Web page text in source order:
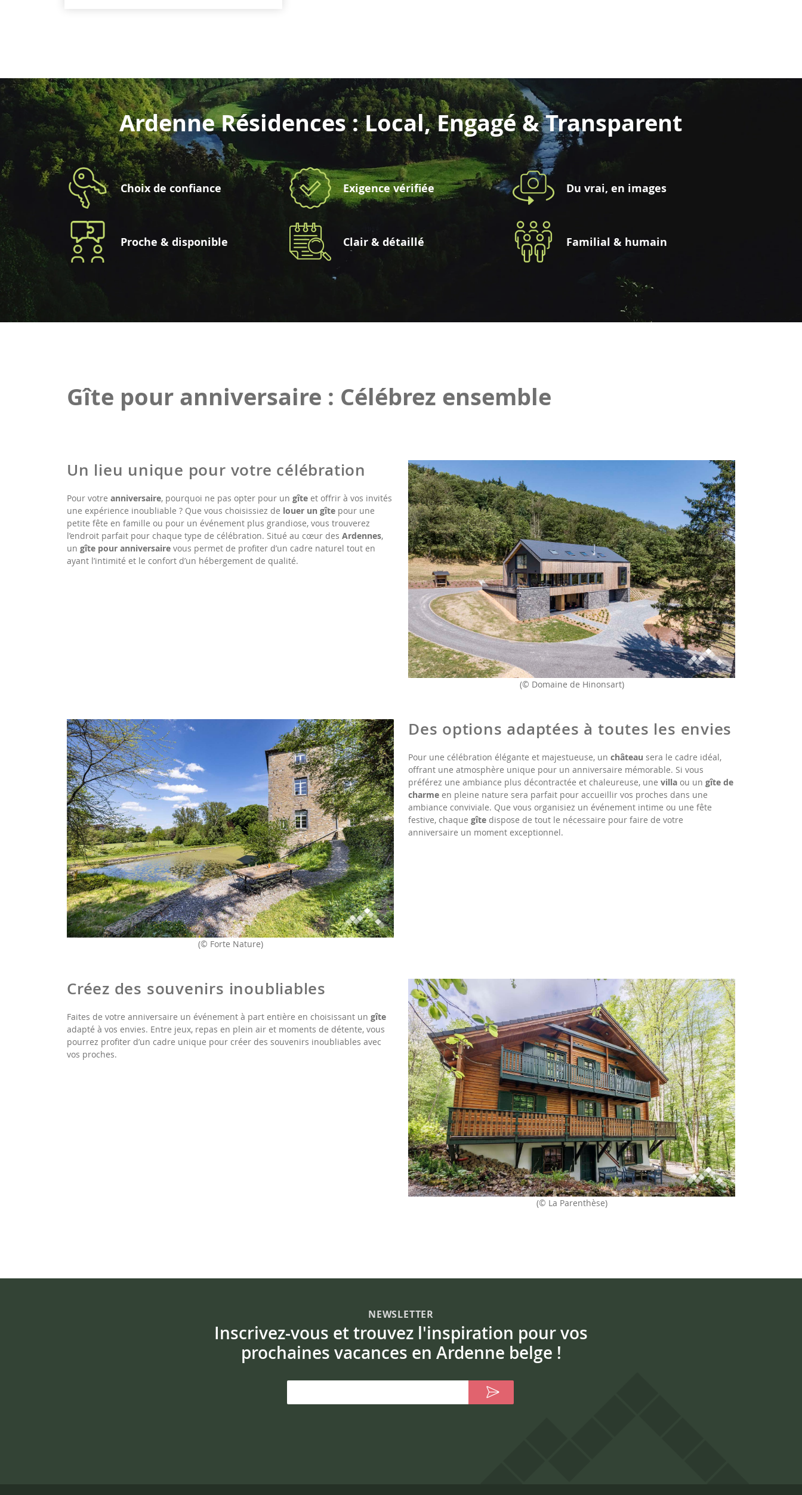
Ardenne Résidences : Local, Engagé & Transparent
Choix de confiance Exigence vérifiée Du vrai, en images
Proche & disponible Clair & détaillé Familial & humain
Gîte pour anniversaire : Célébrez ensemble
Un lieu unique pour votre célébration
Pour votre anniversaire, pourquoi ne pas opter pour un gîte et offrir à vos invités
une expérience inoubliable ? Que vous choisissiez de louer un gîte pour une
petite fête en famille ou pour un événement plus grandiose, vous trouverez
l’endroit parfait pour chaque type de célébration. Situé au cœur des Ardennes,
un gîte pour anniversaire vous permet de profiter d’un cadre naturel tout en
ayant l’intimité et le confort d’un hébergement de qualité.
(© Domaine de Hinonsart)
(© Forte Nature)
Des options adaptées à toutes les envies
Pour une célébration élégante et majestueuse, un château sera le cadre idéal,
offrant une atmosphère unique pour un anniversaire mémorable. Si vous
préférez une ambiance plus décontractée et chaleureuse, une villa ou un gîte de
charme en pleine nature sera parfait pour accueillir vos proches dans une
ambiance conviviale. Que vous organisiez un événement intime ou une fête
festive, chaque gîte dispose de tout le nécessaire pour faire de votre
anniversaire un moment exceptionnel.
Créez des souvenirs inoubliables
Faites de votre anniversaire un événement à part entière en choisissant un gîte
adapté à vos envies. Entre jeux, repas en plein air et moments de détente, vous
pourrez profiter d’un cadre unique pour créer des souvenirs inoubliables avec
vos proches.
(© La Parenthèse)
NEWSLETTER
Inscrivez-vous et trouvez l'inspiration pour vos
prochaines vacances en Ardenne belge !